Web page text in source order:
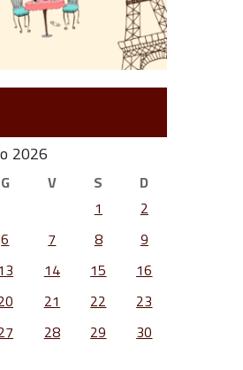
2026
G V S
D
1
2
6 7 8
9
14 15
16
21 22
23
28 29
30